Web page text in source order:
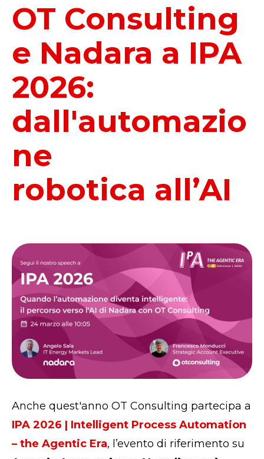
OT Consulting
e Nadara a IPA
2026:
dall'automazio
ne
robotica all’AI
Anche quest'anno OT Consulting partecipa a
IPA 2026 | Intelligent Process Automation
– the Agentic Era, l’evento di riferimento su